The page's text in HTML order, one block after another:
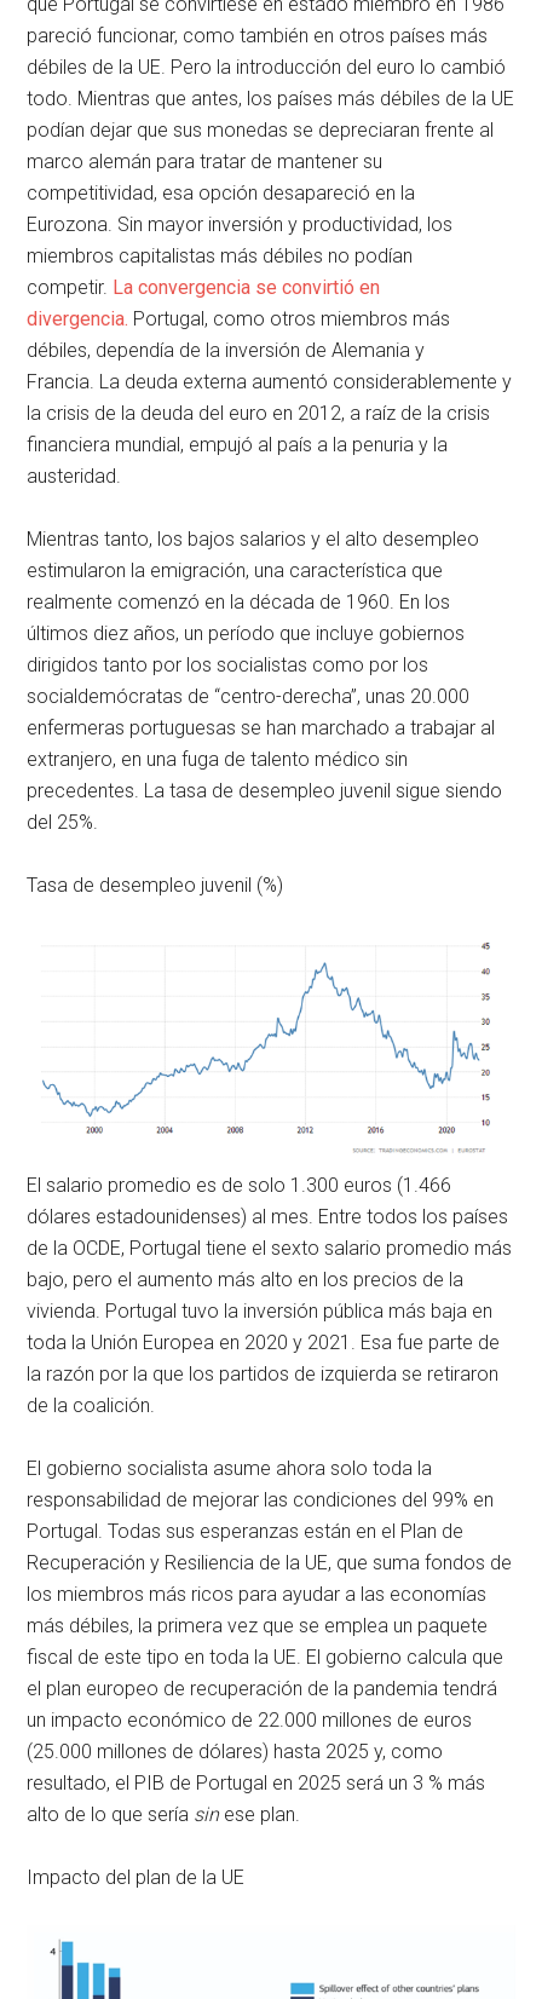
pareció funcionar, como también en otros países más
débiles de la UE. Pero la introducción del euro lo cambió
todo. Mientras que antes, los países más débiles de la UE
podían dejar que sus monedas se depreciaran frente al
marco alemán para tratar de mantener su
competitividad, esa opción desapareció en la
Eurozona. Sin mayor inversión y productividad, los
miembros capitalistas más débiles no podían
competir. La convergencia se convirtió en
divergencia. Portugal, como otros miembros más
débiles, dependía de la inversión de Alemania y
Francia. La deuda externa aumentó considerablemente y
la crisis de la deuda del euro en 2012, a raíz de la crisis
financiera mundial, empujó al país a la penuria y la
austeridad.
Mientras tanto, los bajos salarios y el alto desempleo
estimularon la emigración, una característica que
realmente comenzó en la década de 1960. En los
últimos diez años, un período que incluye gobiernos
dirigidos tanto por los socialistas como por los
socialdemócratas de “centro-derecha”, unas 20.000
enfermeras portuguesas se han marchado a trabajar al
extranjero, en una fuga de talento médico sin
precedentes. La tasa de desempleo juvenil sigue siendo
del 25%.
Tasa de desempleo juvenil (%)
El salario promedio es de solo 1.300 euros (1.466
dólares estadounidenses) al mes. Entre todos los países
de la OCDE, Portugal tiene el sexto salario promedio más
bajo, pero el aumento más alto en los precios de la
vivienda. Portugal tuvo la inversión pública más baja en
toda la Unión Europea en 2020 y 2021. Esa fue parte de
la razón por la que los partidos de izquierda se retiraron
de la coalición.
El gobierno socialista asume ahora solo toda la
responsabilidad de mejorar las condiciones del 99% en
Portugal. Todas sus esperanzas están en el Plan de
Recuperación y Resiliencia de la UE, que suma fondos de
los miembros más ricos para ayudar a las economías
más débiles, la primera vez que se emplea un paquete
fiscal de este tipo en toda la UE. El gobierno calcula que
el plan europeo de recuperación de la pandemia tendrá
un impacto económico de 22.000 millones de euros
(25.000 millones de dólares) hasta 2025 y, como
resultado, el PIB de Portugal en 2025 será un 3 % más
alto de lo que sería sinese plan.
Impacto del plan de la UE